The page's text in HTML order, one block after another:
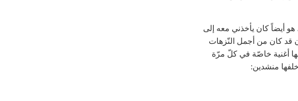
أيضاً كان يأخذني معه إلى
قد كان من أجمل النّزهات
أغنية خاصّة في كلّ مرّة
منشدين: